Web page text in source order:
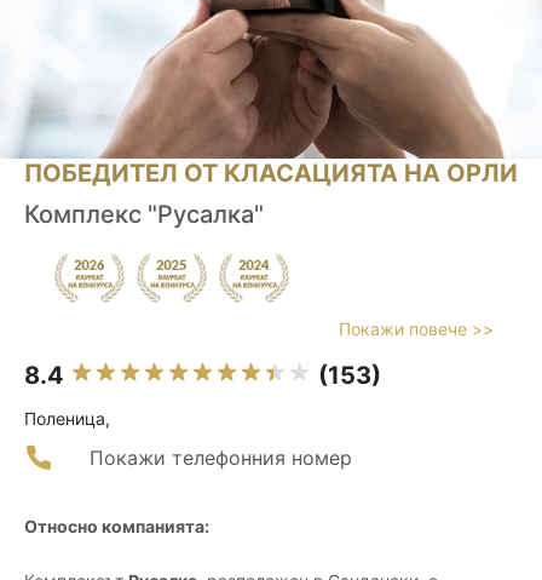
ПОБЕДИТЕЛ ОТ КЛАСАЦИЯТА НА ОРЛИ
Комплекс "Русалка"
Покажи повече >>
8.4 (153)
Поленица,
Покажи телефонния номер
Относно компанията: